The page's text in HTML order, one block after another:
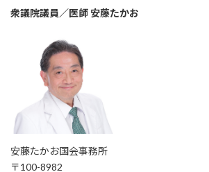
衆議院議員／医師 安藤たかお
安藤たかお国会事務所
〒100-8982